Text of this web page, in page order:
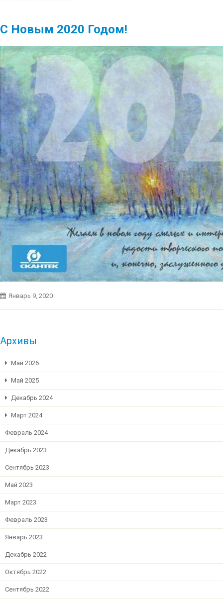
С Новым 2020 Годом!
Январь 9, 2020
Архивы
Май 2026
Май 2025
Декабрь 2024
Март 2024
Февраль 2024
Декабрь 2023
Сентябрь 2023
Май 2023
Март 2023
Февраль 2023
Январь 2023
Декабрь 2022
Октябрь 2022
Сентябрь 2022